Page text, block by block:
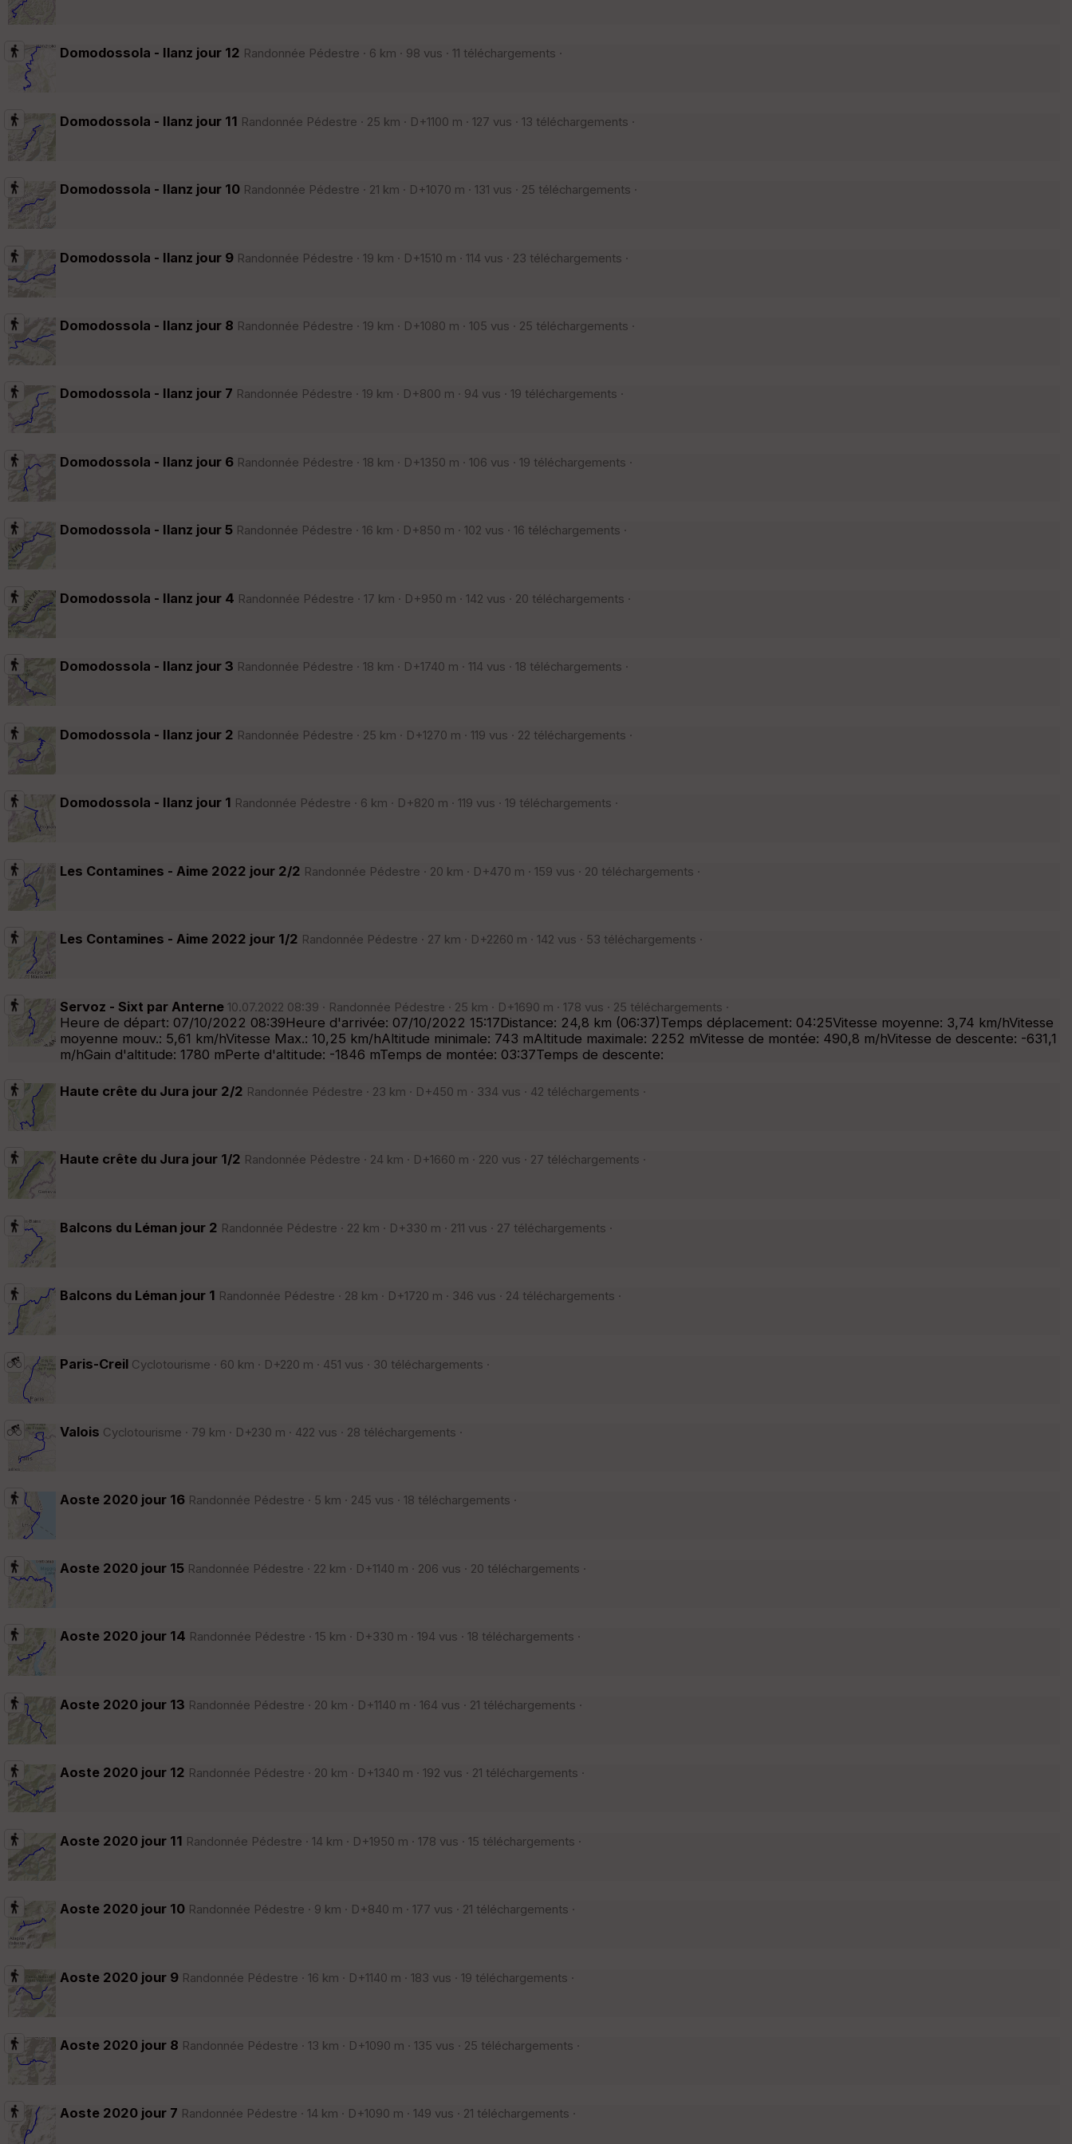
Domodossola - Ilanz jour 12 Randonnée Pédestre · 6 km · 98 vus · 11 téléchargements ·
Domodossola - Ilanz jour 11 Randonnée Pédestre · 25 km · D+1100 m · 127 vus · 13 téléchargements ·
Domodossola - Ilanz jour 10 Randonnée Pédestre · 21 km · D+1070 m · 131 vus · 25 téléchargements ·
Domodossola - Ilanz jour 9 Randonnée Pédestre · 19 km · D+1510 m · 114 vus · 23 téléchargements ·
Domodossola - Ilanz jour 8 Randonnée Pédestre · 19 km · D+1080 m · 105 vus · 25 téléchargements ·
Domodossola - Ilanz jour 7 Randonnée Pédestre · 19 km · D+800 m · 94 vus · 19 téléchargements ·
Domodossola - Ilanz jour 6 Randonnée Pédestre · 18 km · D+1350 m · 106 vus · 19 téléchargements ·
Domodossola - Ilanz jour 5 Randonnée Pédestre · 16 km · D+850 m · 102 vus · 16 téléchargements ·
Domodossola - Ilanz jour 4 Randonnée Pédestre · 17 km · D+950 m · 142 vus · 20 téléchargements ·
Domodossola - Ilanz jour 3 Randonnée Pédestre · 18 km · D+1740 m · 114 vus · 18 téléchargements ·
Domodossola - Ilanz jour 2 Randonnée Pédestre · 25 km · D+1270 m · 119 vus · 22 téléchargements ·
Domodossola - Ilanz jour 1 Randonnée Pédestre · 6 km · D+820 m · 119 vus · 19 téléchargements ·
Les Contamines - Aime 2022 jour 2/2 Randonnée Pédestre · 20 km · D+470 m · 159 vus · 20 téléchargements ·
Les Contamines - Aime 2022 jour 1/2 Randonnée Pédestre · 27 km · D+2260 m · 142 vus · 53 téléchargements ·
Servoz - Sixt par Anterne 10.07.2022 08:39 · Randonnée Pédestre · 25 km · D+1690 m · 178 vus · 25 téléchargements ·
Heure de départ: 07/10/2022 08:39Heure d'arrivée: 07/10/2022 15:17Distance: 24,8 km (06:37)Temps déplacement: 04:25Vitesse moyenne: 3,74 km/hVitesse
moyenne mouv.: 5,61 km/hVitesse Max.: 10,25 km/hAltitude minimale: 743 mAltitude maximale: 2252 mVitesse de montée: 490,8 m/hVitesse de descente: -631,1
m/hGain d'altitude: 1780 mPerte d'altitude: -1846 mTemps de montée: 03:37Temps de descente:
Haute crête du Jura jour 2/2 Randonnée Pédestre · 23 km · D+450 m · 334 vus · 42 téléchargements ·
Haute crête du Jura jour 1/2 Randonnée Pédestre · 24 km · D+1660 m · 220 vus · 27 téléchargements ·
Balcons du Léman jour 2 Randonnée Pédestre · 22 km · D+330 m · 211 vus · 27 téléchargements ·
Balcons du Léman jour 1 Randonnée Pédestre · 28 km · D+1720 m · 346 vus · 24 téléchargements ·
Paris-Creil Cyclotourisme · 60 km · D+220 m · 451 vus · 30 téléchargements ·
Valois Cyclotourisme · 79 km · D+230 m · 422 vus · 28 téléchargements ·
Aoste 2020 jour 16 Randonnée Pédestre · 5 km · 245 vus · 18 téléchargements ·
Aoste 2020 jour 15 Randonnée Pédestre · 22 km · D+1140 m · 206 vus · 20 téléchargements ·
Aoste 2020 jour 14 Randonnée Pédestre · 15 km · D+330 m · 194 vus · 18 téléchargements ·
Aoste 2020 jour 13 Randonnée Pédestre · 20 km · D+1140 m · 164 vus · 21 téléchargements ·
Aoste 2020 jour 12 Randonnée Pédestre · 20 km · D+1340 m · 192 vus · 21 téléchargements ·
Aoste 2020 jour 11 Randonnée Pédestre · 14 km · D+1950 m · 178 vus · 15 téléchargements ·
Aoste 2020 jour 10 Randonnée Pédestre · 9 km · D+840 m · 177 vus · 21 téléchargements ·
Aoste 2020 jour 9 Randonnée Pédestre · 16 km · D+1140 m · 183 vus · 19 téléchargements ·
Aoste 2020 jour 8 Randonnée Pédestre · 13 km · D+1090 m · 135 vus · 25 téléchargements ·
Aoste 2020 jour 7 Randonnée Pédestre · 14 km · D+1090 m · 149 vus · 21 téléchargements ·